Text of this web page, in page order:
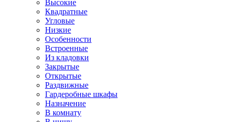
Высокие
Квадратные
Угловые
Низкие
Особенности
Встроенные
Из кладовки
Закрытые
Открытые
Раздвижные
Гардеробные шкафы
Назначение
В комнату